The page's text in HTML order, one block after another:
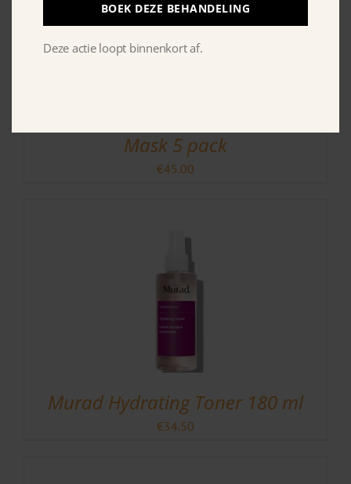
Mask 5 pack
€45.00
Murad Hydrating Toner 180 ml
€34.50
BOEK DEZE BEHANDELING
Deze actie loopt binnenkort af.